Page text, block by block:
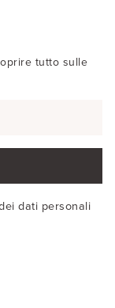
tutto sulle
dati personali